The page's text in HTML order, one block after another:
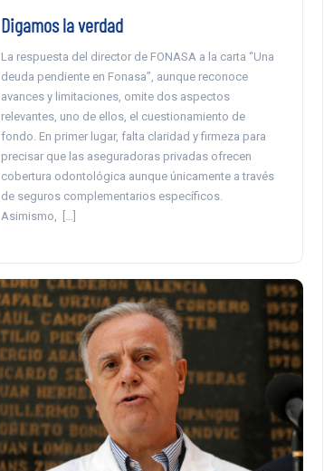
Digamos la verdad
La respuesta del director de FONASA a la carta “Una
deuda pendiente en Fonasa”, aunque reconoce
avances y limitaciones, omite dos aspectos
relevantes, uno de ellos, el cuestionamiento de
fondo. En primer lugar, falta claridad y firmeza para
precisar que las aseguradoras privadas ofrecen
cobertura odontológica aunque únicamente a través
de seguros complementarios específicos.
Asimismo, […]